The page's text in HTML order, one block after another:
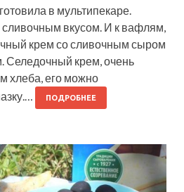
в мультипекаре.
вкусом. И к вафлям,
крем со сливочным сыром
Селедочный крем, очень
хлеба, его можно
ПОДРОБНЕЕ